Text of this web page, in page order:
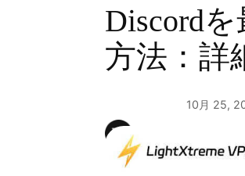
Discord
方法：詳
10月 25,